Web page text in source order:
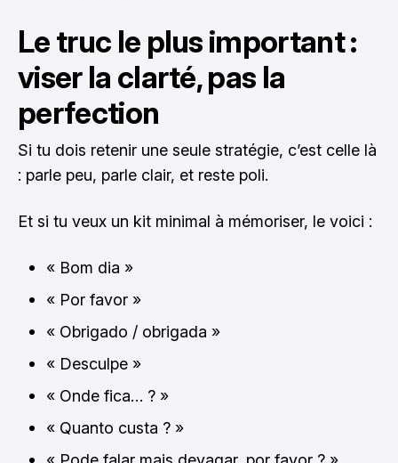
Le truc le plus important :
viser la clarté, pas la
perfection
Si tu dois retenir une seule stratégie, c’est celle là
: parle peu, parle clair, et reste poli.
Et si tu veux un kit minimal à mémoriser, le voici :
« Bom dia »
« Por favor »
« Obrigado / obrigada »
« Desculpe »
« Onde fica… ? »
« Quanto custa ? »